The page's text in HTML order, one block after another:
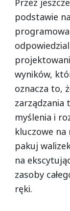
Przez
podstawie
wyników,
oznacza to,
zarządzania
myślenia i
kluczowe na
pakuj
na
zasoby
ręki.